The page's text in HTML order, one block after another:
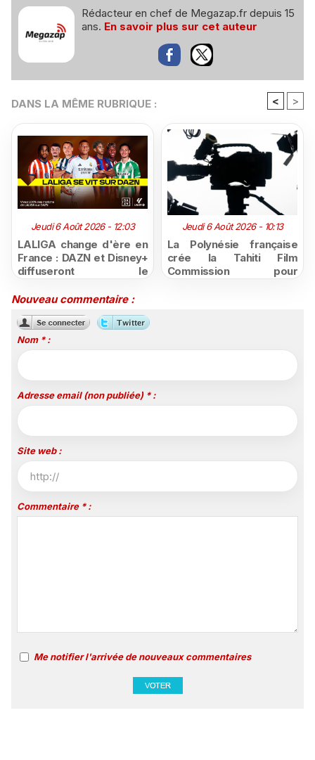
Rédacteur en chef de Megazap.fr depuis 15
ans. En savoir plus sur cet auteur
DANS LA MÊME RUBRIQUE : < >
Jeudi 6 Août 2026 - 12:03
LALIGA change d'ère en
France : DAZN et Disney+
diffuseront le
jusqu'en 2029, un revers
Jeudi 6 Août 2026 - 10:13
La Polynésie française
crée la Tahiti Film
Commission pour
Nouveau commentaire :
Nom * :
Adresse email (non publiée) * :
Site web :
Commentaire * :
Me notifier l'arrivée de nouveaux commentaires